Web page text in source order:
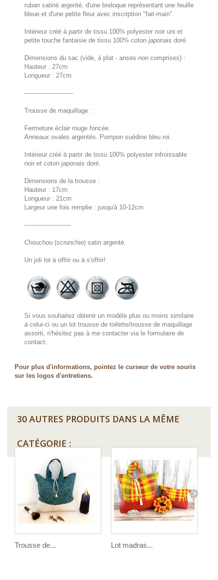
ruban satiné argenté, d'une breloque représentant une feuille
bleue et d'une petite fleur avec inscription "fait-main".
Intérieur créé à partir de tissu 100% polyester noir uni et
petite touche fantaisie de tissu 100% coton japonais doré.
Dimensions du sac (vide, à plat - anses non comprises) :
Hauteur : 27cm
Longueur : 27cm
-------------------------
Trousse de maquillage :
Fermeture éclair rouge foncée.
Anneaux ovales argentés. Pompon suédine bleu roi.
Intérieur créé à partir de tissu 100% polyester infroissable
noir et coton japonais doré.
Dimensions de la trousse :
Hauteur : 17cm
Longueur : 21cm
Largeur une fois remplie : jusqu'à 10-12cm
------------------------
Chouchou (scrunchie) satin argenté.
Un joli lot à offrir ou à s'offrir!
Si vous souhaitez obtenir un modèle plus ou moins similaire
à celui-ci ou un lot trousse de toilette/trousse de maquillage
assorti, n'hésitez pas à me contacter via le formulaire de
contact.
Pour plus d'informations, pointez le curseur de votre souris
sur les logos d'entretiens.
30 AUTRES PRODUITS DANS LA MÊME
CATÉGORIE :
Trousse de... Lot madras...